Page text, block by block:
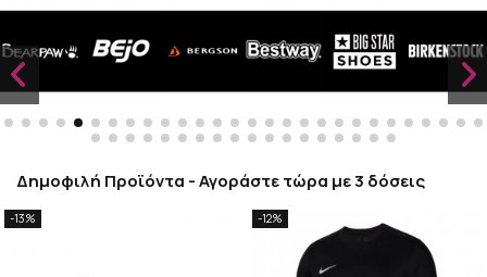
Δημοφιλή Προϊόντα - Αγοράστε τώρα με 3 δόσεις
-13% -12%